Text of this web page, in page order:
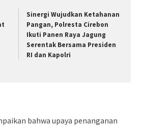
Sinergi Wujudkan Ketahanan
Pangan, Polresta Cirebon
Ikuti Panen Raya Jagung
Serentak Bersama Presiden
RI dan Kapolri
bahwa upaya penanganan